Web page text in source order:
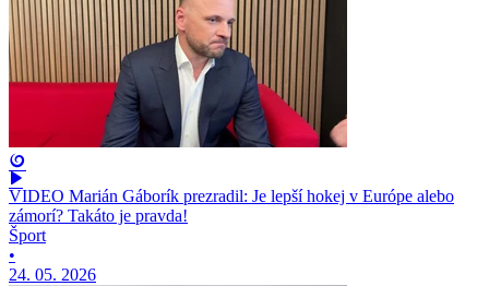
VIDEO Marián Gáborík prezradil: Je lepší hokej v Európe alebo
zámorí? Takáto je pravda!
Šport
•
24. 05. 2026